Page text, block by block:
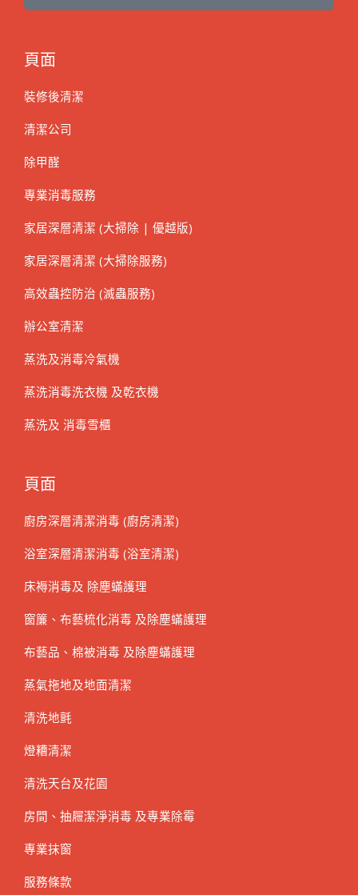
頁面
裝修後清潔
清潔公司
除甲醛
專業消毒服務
家居深層清潔 (大掃除 | 優越版)
家居深層清潔 (大掃除服務)
高效蟲控防治 (滅蟲服務)
辦公室清潔
蒸洗及消毒冷氣機
蒸洗消毒洗衣機 及乾衣機
蒸洗及 消毒雪櫃
頁面
廚房深層清潔消毒 (廚房清潔)
浴室深層清潔消毒 (浴室清潔)
床褥消毒及 除塵蟎護理
窗簾、布藝梳化消毒 及除塵蟎護理
布藝品、棉被消毒 及除塵蟎護理
蒸氣拖地及地面清潔
清洗地氈
燈糟清潔
清洗天台及花園
房間、抽屜潔淨消毒 及專業除霉
專業抹窗
服務條款